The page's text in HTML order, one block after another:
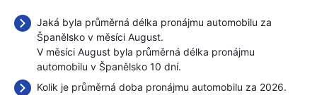
Jaká byla průměrná délka pronájmu automobilu za
Španělsko v měsíci August.
V měsíci August byla průměrná délka pronájmu
automobilu v Španělsko 10 dní.
Kolik je průměrná doba pronájmu automobilu za 2026.